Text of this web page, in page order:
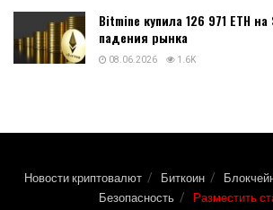
Bitmine купила 126 971 ETH
падения рынка
08.06.2026 1.6K
Новости криптовалют Биткоин
Безопасность
Разместить